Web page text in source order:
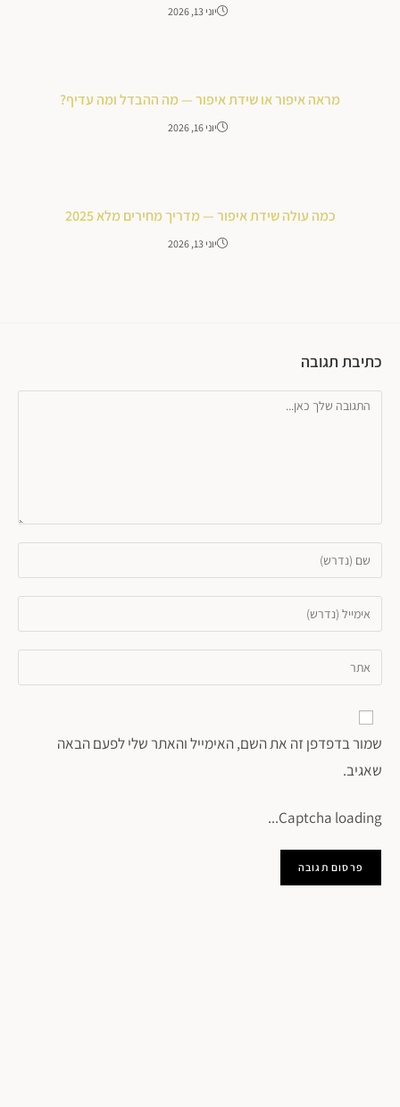
יוני 13, 2026
מראה איפור או שידת איפור — מה ההבדל ומה עדיף?
יוני 16, 2026
כמה עולה שידת איפור — מדריך מחירים מלא 2025
יוני 13, 2026
כתיבת תגובה
שמור בדפדפן זה את השם, האימייל והאתר שלי לפעם הבאה
שאגיב.
Captcha loading...